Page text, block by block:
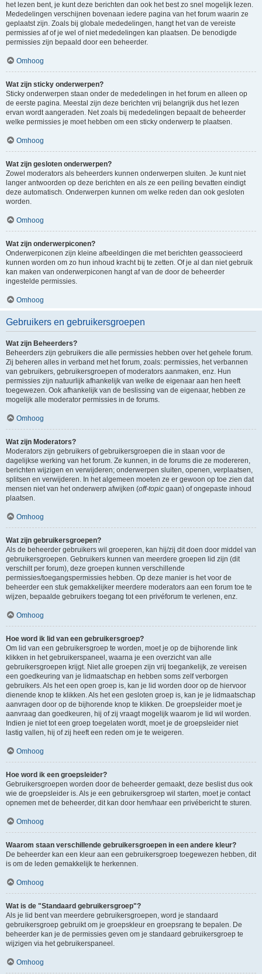
het lezen bent, je kunt deze berichten dan ook het best zo snel mogelijk lezen.
Mededelingen verschijnen bovenaan iedere pagina van het forum waarin ze
geplaatst zijn. Zoals bij globale mededelingen, hangt het van de vereiste
permissies af of je wel of niet mededelingen kan plaatsen. De benodigde
permissies zijn bepaald door een beheerder.
Omhoog
Wat zijn sticky onderwerpen?
Sticky onderwerpen staan onder de mededelingen in het forum en alleen op
de eerste pagina. Meestal zijn deze berichten vrij belangrijk dus het lezen
ervan wordt aangeraden. Net zoals bij mededelingen bepaalt de beheerder
welke permissies je moet hebben om een sticky onderwerp te plaatsen.
Omhoog
Wat zijn gesloten onderwerpen?
Zowel moderators als beheerders kunnen onderwerpen sluiten. Je kunt niet
langer antwoorden op deze berichten en als ze een peiling bevatten eindigt
deze automatisch. Onderwerpen kunnen om welke reden dan ook gesloten
worden.
Omhoog
Wat zijn onderwerpiconen?
Onderwerpiconen zijn kleine afbeeldingen die met berichten geassocieerd
kunnen worden om zo hun inhoud kracht bij te zetten. Of je al dan niet gebruik
kan maken van onderwerpiconen hangt af van de door de beheerder
ingestelde permissies.
Omhoog
Gebruikers en gebruikersgroepen
Wat zijn Beheerders?
Beheerders zijn gebruikers die alle permissies hebben over het gehele forum.
Zij beheren alles in verband met het forum, zoals: permissies, het verbannen
van gebruikers, gebruikersgroepen of moderators aanmaken, enz. Hun
permissies zijn natuurlijk afhankelijk van welke de eigenaar aan hen heeft
toegewezen. Ook afhankelijk van de beslissing van de eigenaar, hebben ze
mogelijk alle moderator permissies in de forums.
Omhoog
Wat zijn Moderators?
Moderators zijn gebruikers of gebruikersgroepen die in staan voor de
dagelijkse werking van het forum. Ze kunnen, in de forums die ze modereren,
berichten wijzigen en verwijderen; onderwerpen sluiten, openen, verplaatsen,
splitsen en verwijderen. In het algemeen moeten ze er gewoon op toe zien dat
mensen niet van het onderwerp afwijken (off-topic gaan) of ongepaste inhoud
plaatsen.
Omhoog
Wat zijn gebruikersgroepen?
Als de beheerder gebruikers wil groeperen, kan hij/zij dit doen door middel van
gebruikersgroepen. Gebruikers kunnen van meerdere groepen lid zijn (dit
verschilt per forum), deze groepen kunnen verschillende
permissies/toegangspermissies hebben. Op deze manier is het voor de
beheerder een stuk gemakkelijker meerdere moderators aan een forum toe te
wijzen, bepaalde gebruikers toegang tot een privéforum te verlenen, enz.
Omhoog
Hoe word ik lid van een gebruikersgroep?
Om lid van een gebruikersgroep te worden, moet je op de bijhorende link
klikken in het gebruikerspaneel, waarna je een overzicht van alle
gebruikersgroepen krijgt. Niet alle groepen zijn vrij toegankelijk, ze vereisen
een goedkeuring van je lidmaatschap en hebben soms zelf verborgen
gebruikers. Als het een open groep is, kan je lid worden door op de hiervoor
dienende knop te klikken. Als het een gesloten groep is, kan je je lidmaatschap
aanvragen door op de bijhorende knop te klikken. De groepsleider moet je
aanvraag dan goedkeuren, hij of zij vraagt mogelijk waarom je lid wil worden.
Indien je niet tot een groep toegelaten wordt, moet je de groepsleider niet
lastig vallen, hij of zij heeft een reden om je te weigeren.
Omhoog
Hoe word ik een groepsleider?
Gebruikersgroepen worden door de beheerder gemaakt, deze beslist dus ook
wie de groepsleider is. Als je een gebruikersgroep wil starten, moet je contact
opnemen met de beheerder, dit kan door hem/haar een privébericht te sturen.
Omhoog
Waarom staan verschillende gebruikersgroepen in een andere kleur?
De beheerder kan een kleur aan een gebruikersgroep toegewezen hebben, dit
is om de leden gemakkelijk te herkennen.
Omhoog
Wat is de "Standaard gebruikersgroep"?
Als je lid bent van meerdere gebruikersgroepen, word je standaard
gebruikersgroep gebruikt om je groepskleur en groepsrang te bepalen. De
beheerder kan je de permissies geven om je standaard gebruikersgroep te
wijzigen via het gebruikerspaneel.
Omhoog